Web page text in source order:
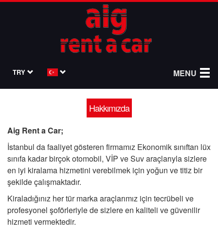
TRY MENU
Hakkımızda
Aig Rent a Car;
İstanbul da faaliyet gösteren firmamız Ekonomik sınıftan lüx
sınıfa kadar birçok otomobil, VİP ve Suv araçlarıyla sizlere
en iyi kiralama hizmetini verebilmek için yoğun ve titiz bir
şekilde çalışmaktadır.
Kiraladığınız her tür marka araçlarımız için tecrübeli ve
profesyonel şoförleriyle de sizlere en kaliteli ve güvenilir
hizmeti vermektedir.